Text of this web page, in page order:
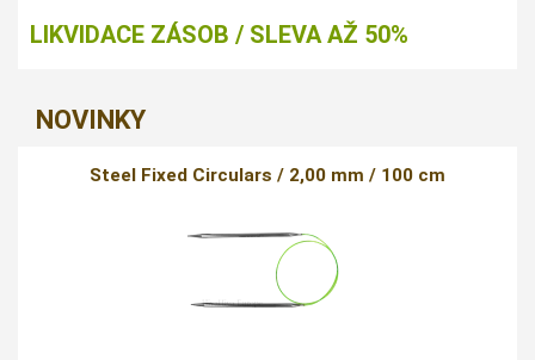
LIKVIDACE ZÁSOB / SLEVA AŽ 50%
NOVINKY
Steel Fixed Circulars / 2,00 mm / 100 cm